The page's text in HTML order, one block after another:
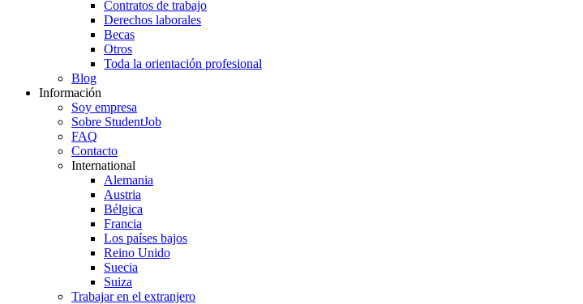
Contratos de trabajo
Derechos laborales
Becas
Otros
Toda la orientación profesional
Blog
Información
Soy empresa
Sobre StudentJob
FAQ
Contacto
International
Alemania
Austria
Bélgica
Francia
Los países bajos
Reino Unido
Suecia
Suiza
Trabajar en el extranjero